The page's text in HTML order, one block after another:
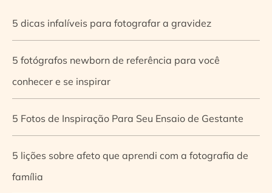
5 dicas infalíveis para fotografar a gravidez
5 fotógrafos newborn de referência para você
conhecer e se inspirar
5 Fotos de Inspiração Para Seu Ensaio de Gestante
5 lições sobre afeto que aprendi com a fotografia de
família